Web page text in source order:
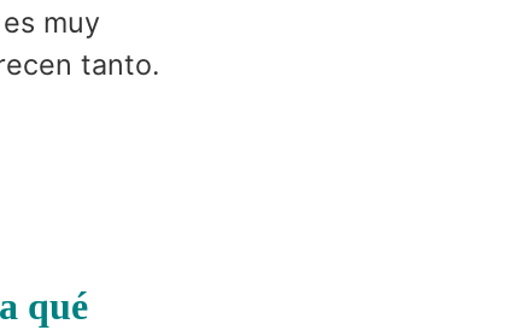
muy
tanto.
qué